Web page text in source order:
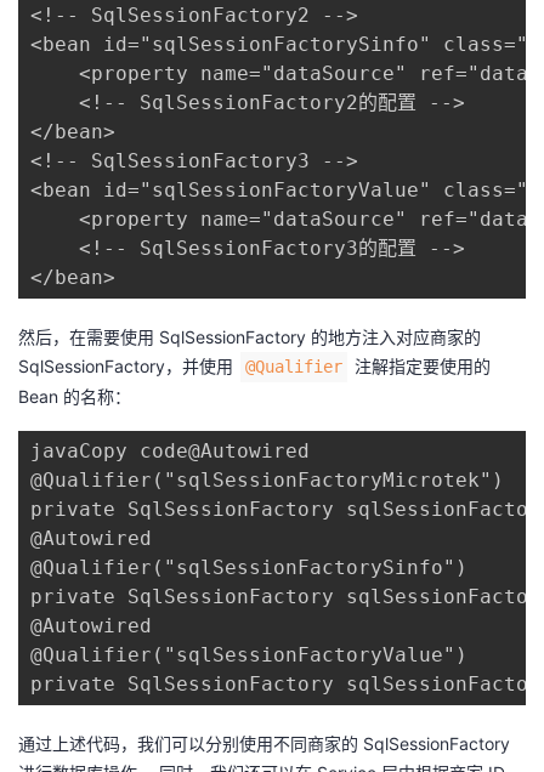
<!-- SqlSessionFactory2 -->
<bean id="sqlSessionFactorySinfo"
<property name="dataSource"
    <!-- SqlSessionFactory2的配置 -->
</bean>
<!-- SqlSessionFactory3 -->
<bean id="sqlSessionFactoryValue"
<property name="dataSource"
    <!-- SqlSessionFactory3的配置 -->
</bean>
然后，在需要使用 SqlSessionFactory 的地方注入对应商家的
SqlSessionFactory，并使用 ​
​@Qualifier​
​ 注解指定要使用的
Bean 的名称：
javaCopy code@Autowired
@Qualifier("sqlSessionFactoryMicrotek")
private SqlSessionFactory
@Autowired
@Qualifier("sqlSessionFactorySinfo")
private SqlSessionFactory
@Autowired
@Qualifier("sqlSessionFactoryValue")
private SqlSessionFactory
通过上述代码，我们可以分别使用不同商家的 SqlSessionFactory